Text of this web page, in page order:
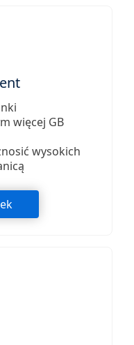
więcej GB
wysokich